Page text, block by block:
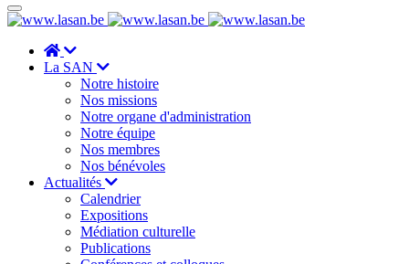
La SAN
Notre histoire
Nos missions
Notre organe d'administration
Notre équipe
Nos membres
Nos bénévoles
Actualités
Calendrier
Expositions
Médiation culturelle
Publications